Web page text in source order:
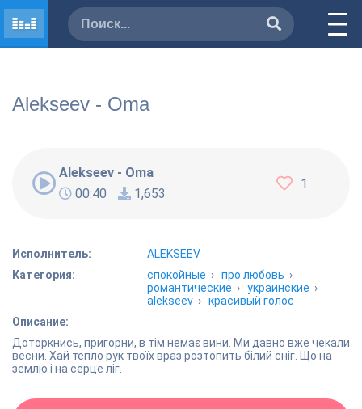
Alekseev - Оma
Alekseev - Оma
00:40
1,653
1
Исполнитель:
ALEKSEEV
Категория:
спокойные ›про любовь ›
романтические ›украинские ›
alekseev ›красивый голос
Описание:
Доторкнись, пригорни, в тім немає вини. Ми давно вже чекали
весни. Хай тепло рук твоїх враз розтопить білий сніг. Що на
землю і на серце ліг.